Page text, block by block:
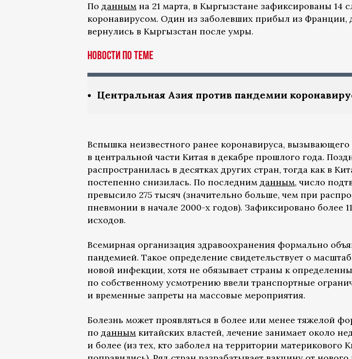
По данным на 21 марта, в Кыргызстане зафиксированы 14
коронавирусом. Один из заболевших прибыл из Франции,
вернулись в Кыргызстан после умры.
Новости по теме
Центральная Азия против пандемии
Вспышка неизвестного ранее коронавируса,
в центральной части Китая в декабре прошлого года.
распространилась в десятках других стран, тогда как в
постепенно снизилась. По последним данным, число
превысило 275 тысяч (значительно больше, чем при
пневмонии в начале 2000-х годов). Зафиксировано более
исходов.
Всемирная организация здравоохранения формально
пандемией. Такое определение свидетельствует о
новой инфекции, хотя не обязывает страны к
по собственному усмотрению ввели транспортные
и временные запреты на массовые мероприятия.
Болезнь может проявляться в более или менее тяжелой
по данным китайских властей, лечение занимает около
и более (из тех, кто заболел на территории материкового